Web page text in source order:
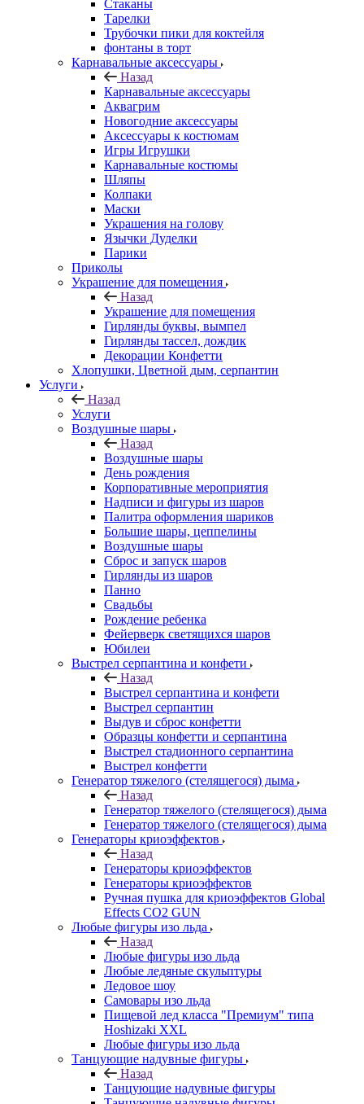
Стаканы
Тарелки
Трубочки пики для коктейля
фонтаны в торт
Карнавальные аксессуары
Назад
Карнавальные аксессуары
Аквагрим
Новогодние аксессуары
Аксессуары к костюмам
Игры Игрушки
Карнавальные костюмы
Шляпы
Колпаки
Маски
Украшения на голову
Язычки Дуделки
Парики
Приколы
Украшение для помещения
Назад
Украшение для помещения
Гирлянды буквы, вымпел
Гирлянды тассел, дождик
Декорации Конфетти
Хлопушки, Цветной дым, серпантин
Услуги
Назад
Услуги
Воздушные шары
Назад
Воздушные шары
День рождения
Корпоративные мероприятия
Надписи и фигуры из шаров
Палитра оформления шариков
Большие шары, цеппелины
Воздушные шары
Сброс и запуск шаров
Гирлянды из шаров
Панно
Свадьбы
Рождение ребенка
Фейерверк светящихся шаров
Юбилеи
Выстрел серпантина и конфети
Назад
Выстрел серпантина и конфети
Выстрел серпантин
Выдув и сброс конфетти
Образцы конфетти и серпантина
Выстрел стадионного серпантина
Выстрел конфетти
Генератор тяжелого (стелящегося) дыма
Назад
Генератор тяжелого (стелящегося) дыма
Генератор тяжелого (стелящегося) дыма
Генераторы криоэффектов
Назад
Генераторы криоэффектов
Генераторы криоэффектов
Ручная пушка для криоэффектов Global
Effects CO2 GUN
Любые фигуры изо льда
Назад
Любые фигуры изо льда
Любые ледяные скульптуры
Ледовое шоу
Самовары изо льда
Пищевой лед класса "Премиум" типа
Hoshizaki XXL
Любые фигуры изо льда
Танцующие надувные фигуры
Назад
Танцующие надувные фигуры